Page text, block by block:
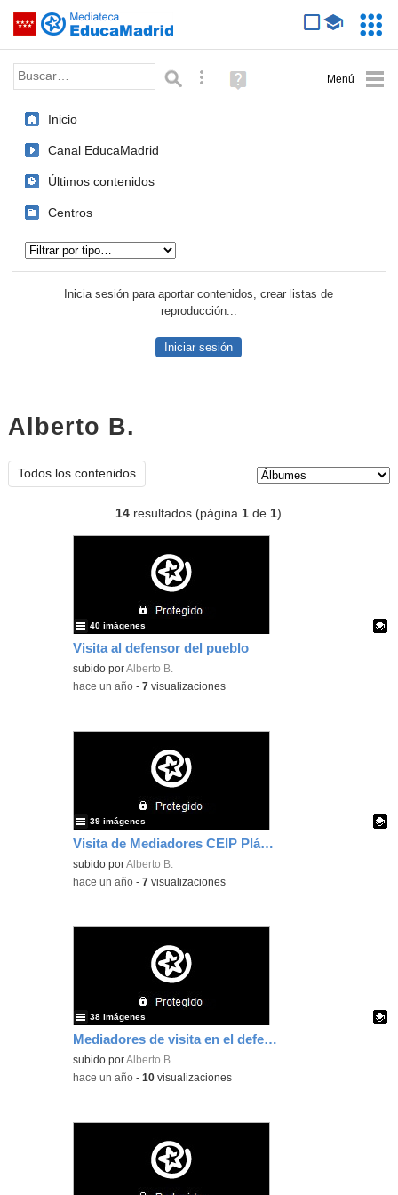
Saltar navegación
Palabra o frase: Búsqueda avanzada
Ayuda
(en
Inicio
Canal EducaMadrid
Últimos contenidos
Centros
Inicia sesión para aportar contenidos, crear listas de
reproducción...
Iniciar sesión
Alberto B.
Todos los contenidos
14 resultados (página1 de1)
Visita al defensor del pueblo
Contenido educativo.
subido porAlberto B.
40 imágenes
-hace un año -7 visualizaciones
Visita de Mediadores CEIP Plácido Domingo al Defensor del Pueblo
Contenido educativo.
subido porAlberto B.
39 imágenes
-hace un año -7 visualizaciones
Mediadores de visita en el defensor del Pueblo
Contenido educativo.
subido porAlberto B.
38 imágenes
-hace un año -10 visualizaciones